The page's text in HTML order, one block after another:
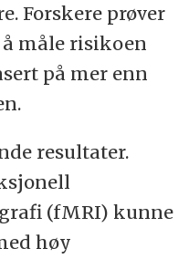
Forskere prøver
måle risikoen
på mer enn
resultater.
(fMRI) kunne
høy